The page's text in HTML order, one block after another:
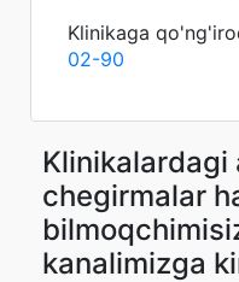
Klinikaga
02-90
Klinikalardagi
chegirmalar
kanalimizga